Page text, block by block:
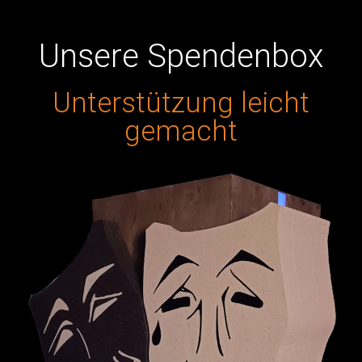
Darstellerin Aktuelle Termine:Mitgespielt in: Zur
Ensembleübersicht Bilder Voriger Nächster
Tom Riedel
Unsere Spendenbox
Unterstützung leicht
gemacht